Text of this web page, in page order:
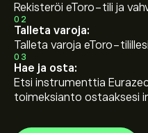
Rekisteröi eToro-tili ja
02
Talleta varoja:
Talleta varoja eToro-
03
Hae ja osta:
Etsi instrumenttia
toimeksianto ostaaksesi